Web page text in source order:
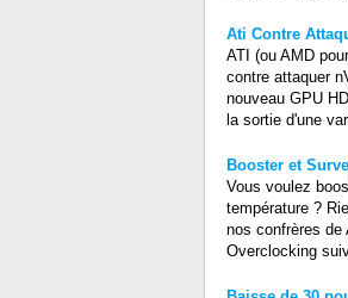
Ati Contre
ATI (ou AMD
contre attaquer
nouveau GPU
la sortie d'une
Booster et
Vous voulez
température ?
nos confrères de
Overclocking